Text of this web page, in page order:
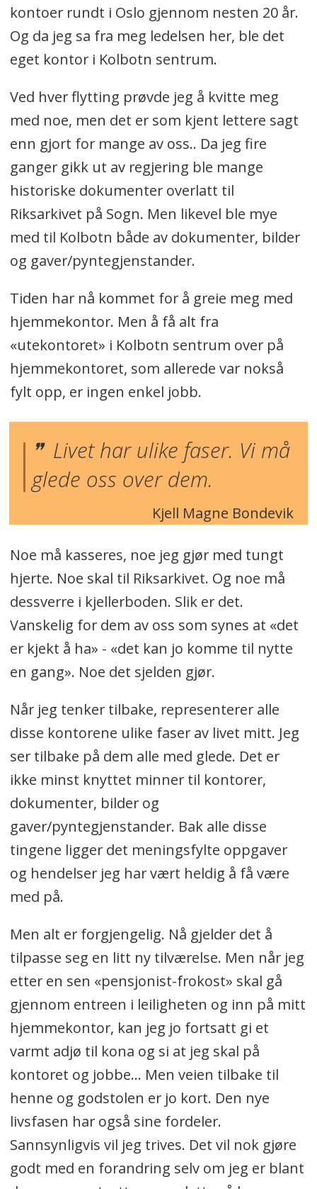
kontoer rundt i Oslo gjennom nesten 20 år.
Og da jeg sa fra meg ledelsen her, ble det
eget kontor i Kolbotn sentrum.
Ved hver flytting prøvde jeg å kvitte meg
med noe, men det er som kjent lettere sagt
enn gjort for mange av oss.. Da jeg fire
ganger gikk ut av regjering ble mange
historiske dokumenter overlatt til
Riksarkivet på Sogn. Men likevel ble mye
med til Kolbotn både av dokumenter, bilder
og gaver/pyntegjenstander.
Tiden har nå kommet for å greie meg med
hjemmekontor. Men å få alt fra
«utekontoret» i Kolbotn sentrum over på
hjemmekontoret, som allerede var nokså
fylt opp, er ingen enkel jobb.
Livet har ulike faser. Vi må
glede oss over dem.
Kjell Magne Bondevik
Noe må kasseres, noe jeg gjør med tungt
hjerte. Noe skal til Riksarkivet. Og noe må
dessverre i kjellerboden. Slik er det.
Vanskelig for dem av oss som synes at «det
er kjekt å ha» - «det kan jo komme til nytte
en gang». Noe det sjelden gjør.
Når jeg tenker tilbake, representerer alle
disse kontorene ulike faser av livet mitt. Jeg
ser tilbake på dem alle med glede. Det er
ikke minst knyttet minner til kontorer,
dokumenter, bilder og
gaver/pyntegjenstander. Bak alle disse
tingene ligger det meningsfylte oppgaver
og hendelser jeg har vært heldig å få være
med på.
Men alt er forgjengelig. Nå gjelder det å
tilpasse seg en litt ny tilværelse. Men når jeg
etter en sen «pensjonist-frokost» skal gå
gjennom entreen i leiligheten og inn på mitt
hjemmekontor, kan jeg jo fortsatt gi et
varmt adjø til kona og si at jeg skal på
kontoret og jobbe… Men veien tilbake til
henne og godstolen er jo kort. Den nye
livsfasen har også sine fordeler.
Sannsynligvis vil jeg trives. Det vil nok gjøre
godt med en forandring selv om jeg er blant